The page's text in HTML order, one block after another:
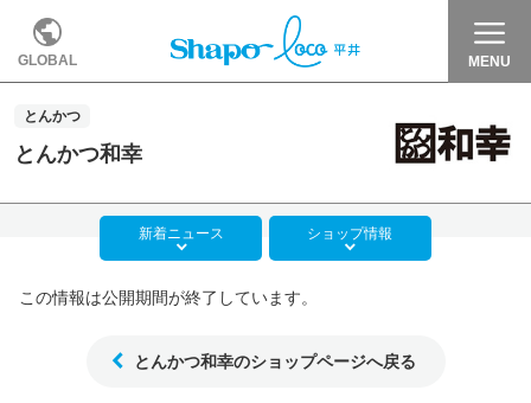
GLOBAL MENU
とんかつ
とんかつ和幸
新着ニュース ショップ情報
この情報は公開期間が終了しています。
とんかつ和幸のショップページへ戻る